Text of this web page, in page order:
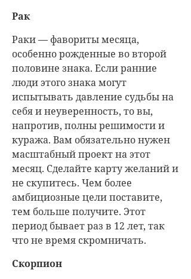
Рак
Раки — фавориты месяца,
особенно рожденные во второй
половине знака. Если ранние
люди этого знака могут
испытывать давление судьбы на
себя и неуверенность, то вы,
напротив, полны решимости и
куража. Вам обязательно нужен
масштабный проект на этот
месяц. Сделайте карту желаний и
не скупитесь. Чем более
амбициозные цели поставите,
тем больше получите. Этот
период бывает раз в 12 лет, так
что не время скромничать.
Скорпион